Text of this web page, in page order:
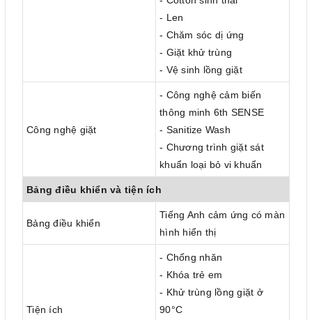
- Len
- Chăm sóc dị ứng
- Giặt khử trùng
- Vệ sinh lồng giặt
Công nghệ giặt
- Công nghệ cảm biến
thông minh 6th SENSE
- Sanitize Wash
- Chương trình giặt sát
khuẩn loại bỏ vi khuẩn
Bảng điều khiển và tiện ích
Bảng điều khiển
Tiếng Anh cảm ứng có màn
hình hiển thị
Tiện ích
- Chống nhăn
- Khóa trẻ em
- Khử trùng lồng giặt ở
90°C